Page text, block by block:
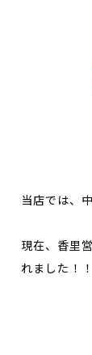
当店では、
現在、香里
れました！！